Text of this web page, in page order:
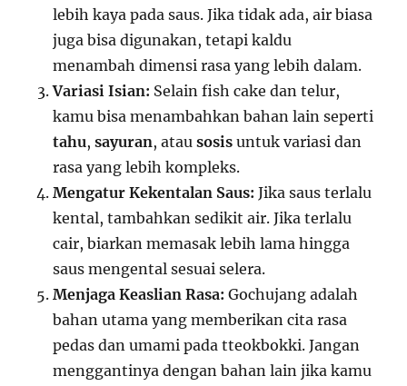
lebih kaya pada saus. Jika tidak ada, air biasa
juga bisa digunakan, tetapi kaldu
menambah dimensi rasa yang lebih dalam.
Variasi Isian: Selain fish cake dan telur,
kamu bisa menambahkan bahan lain seperti
tahu,sayuran, atausosis untuk variasi dan
rasa yang lebih kompleks.
Mengatur Kekentalan Saus: Jika saus terlalu
kental, tambahkan sedikit air. Jika terlalu
cair, biarkan memasak lebih lama hingga
saus mengental sesuai selera.
Menjaga Keaslian Rasa: Gochujang adalah
bahan utama yang memberikan cita rasa
pedas dan umami pada tteokbokki. Jangan
menggantinya dengan bahan lain jika kamu